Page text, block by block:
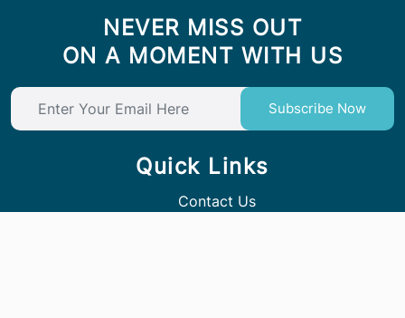
NEVER MISS OUT
ON A MOMENT WITH US
Subscribe Now
Quick Links
Contact Us